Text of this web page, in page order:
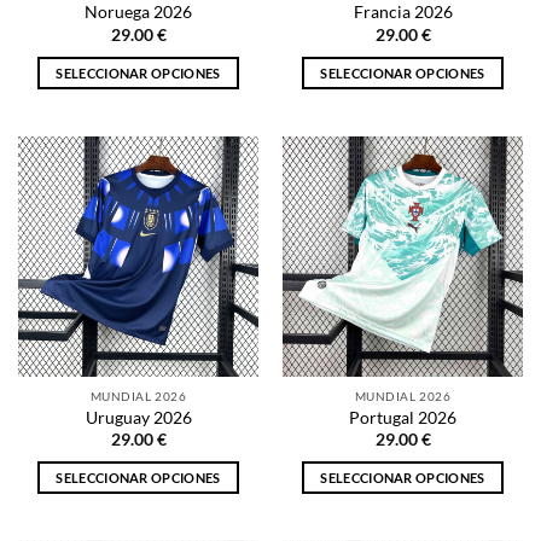
de
de
Noruega 2026
29.00€
SELECCIONAR OPCIONES
tiene
múltiples
variantes.
Las
opciones
se
pueden
elegir
en
la
página
de
Francia 2026
29.00€
SELECCIONAR OPCIONES
tiene
múltiples
variantes.
Las
opciones
se
pueden
elegir
en
la
página
de
MUNDIAL 2026
Uruguay 2026
29.00€
SELECCIONAR OPCIONES
MUNDIAL 2026
Portugal 2026
29.00€
SELECCIONAR OPCIONES